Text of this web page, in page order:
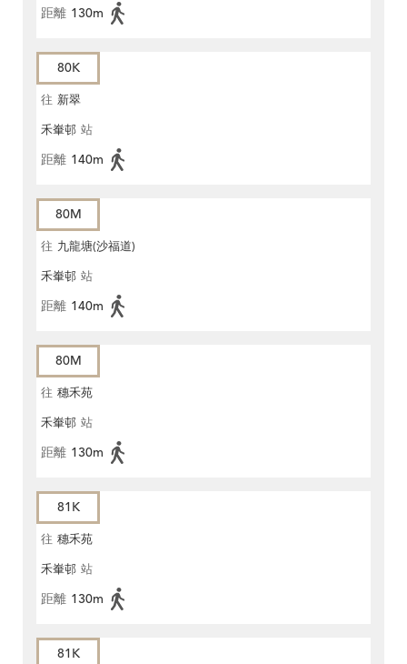
距離 130m
80K
往 新翠
禾輋邨 站
距離 140m
80M
往 九龍塘(沙福道)
禾輋邨 站
距離 140m
80M
往 穗禾苑
禾輋邨 站
距離 130m
81K
往 穗禾苑
禾輋邨 站
距離 130m
81K